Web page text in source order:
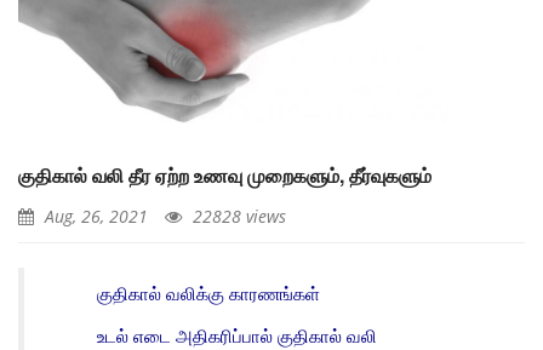
குதிகால் வலி தீர ஏற்ற உணவு முறைகளும், தீர்வுகளும்
Aug, 26, 2021 22828 views
குதிகால் வலிக்கு காரணங்கள்
உடல் எடை அதிகரிப்பால் குதிகால் வலி